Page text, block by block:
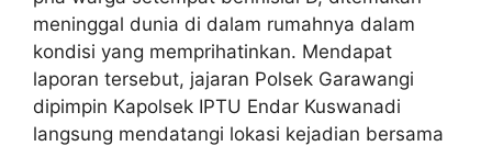
meninggal dunia di dalam rumahnya dalam
kondisi yang memprihatinkan. Mendapat
laporan tersebut, jajaran Polsek Garawangi
dipimpin Kapolsek IPTU Endar Kuswanadi
langsung mendatangi lokasi kejadian bersama